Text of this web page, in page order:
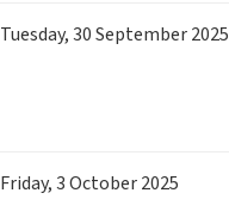
Tuesday,30September 2025
Friday,3October 2025